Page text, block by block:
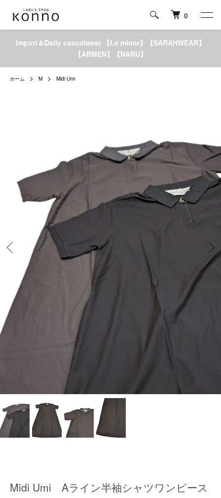
0
Import＆Daily casualwear 【Le minor】【SARAHWEAR】
【ARMEN】【NARU】
ホーム M Midi Umi
Midi Umi Aライン半袖シャツワンピース